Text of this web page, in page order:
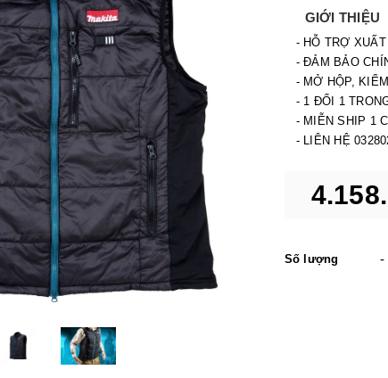
GIỚI THIỆU
- HỖ TRỢ
- ĐẢM BẢO
- MỞ HỘP,
- 1 ĐỔI 1
- MIỄN SHIP 1
- LIÊN HỆ
Số lượng -